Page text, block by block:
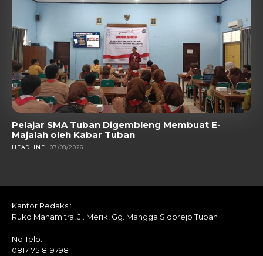
Pelajar SMA Tuban Digembleng Membuat E-
Majalah oleh Kabar Tuban
HEADLINE 07/08/2026
Kantor Redaksi:
Ruko Mahamitra, Jl. Merik, Gg. Mangga Sidorejo Tuban
No Telp:
0817-7518-9798